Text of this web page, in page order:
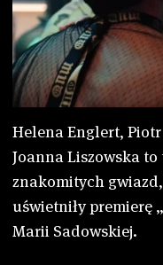
Helena Englert,
Joanna Liszowska to
znakomitych
uświetniły premierę
Marii Sadowskiej.